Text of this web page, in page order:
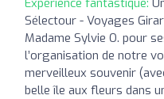
Sélectour - Voyages
Madame Sylvie O. pour
l’organisation de notre
merveilleux souvenir
belle île aux fleurs dans